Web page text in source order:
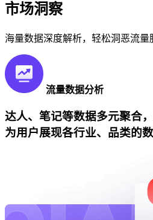
市场洞察
海量数据深度解析，轻松洞恶流量
流量数据分析
达人、笔记等数据多元聚合
为用户展现各行业、品类的数